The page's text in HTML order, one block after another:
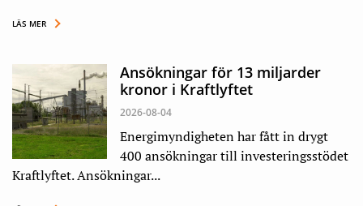
LÄS MER
Ansökningar för 13 miljarder
kronor i Kraftlyftet
2026-08-04
Energimyndigheten har fått in drygt
400 ansökningar till investeringsstödet
Kraftlyftet. Ansökningar...